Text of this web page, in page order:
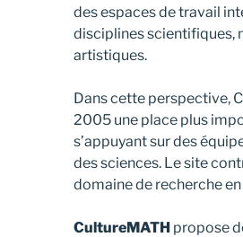
des espaces de travail
disciplines scientifiques,
artistiques.
Dans cette perspective,
2005 une place plus
s’appuyant sur des
des sciences. Le site
domaine de recherche
CultureMATH propose